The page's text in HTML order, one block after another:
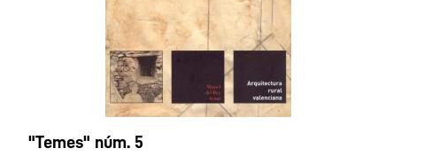
"Temes" núm. 5